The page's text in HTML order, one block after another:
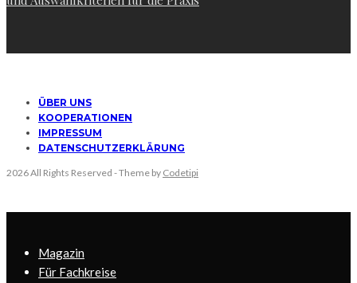
ÜBER UNS
KOOPERATIONEN
IMPRESSUM
DATENSCHUTZERKLÄRUNG
2026 All Rights Reserved - Theme by Codetipi
Magazin
Für Fachkreise